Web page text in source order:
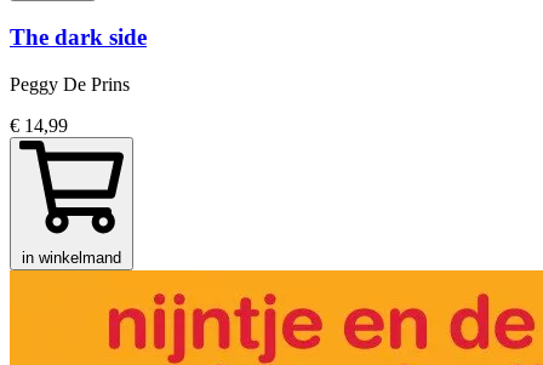
The dark side
Peggy De Prins
€ 14,99
in winkelmand